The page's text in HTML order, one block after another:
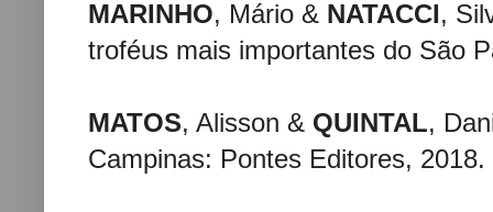
MARINHO, Mário & NATACCI,
troféus mais importantes do São
MATOS, Alisson & QUINTAL,
Campinas: Pontes Editores, 2018.